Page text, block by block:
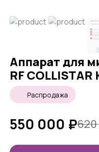
Аппарат для
RF
Распродажа
550 000 ₽